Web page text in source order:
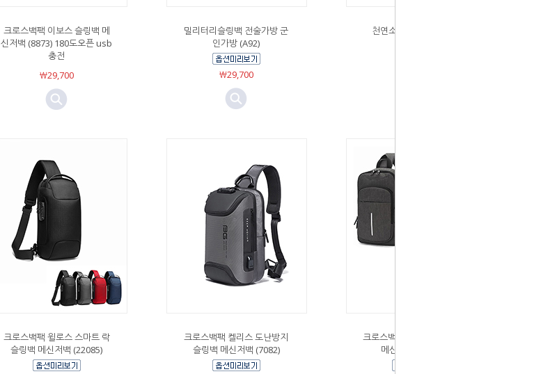
크로스백팩 이보스 슬링백 메
신저백 (8873) 180도오픈 usb
충전
￦29,700
밀리터리슬링백 전술가방 군
인가방 (A92)
￦29,700
천연소가죽 미니 슬링백
크로스백팩 윌로스 스마트 락
슬링백 메신저백 (22085)
크로스백팩 켈리스 도난방지
슬링백 메신저백 (7082)
크로스백팩 OZK USB슬링백
메신저백 (209047)